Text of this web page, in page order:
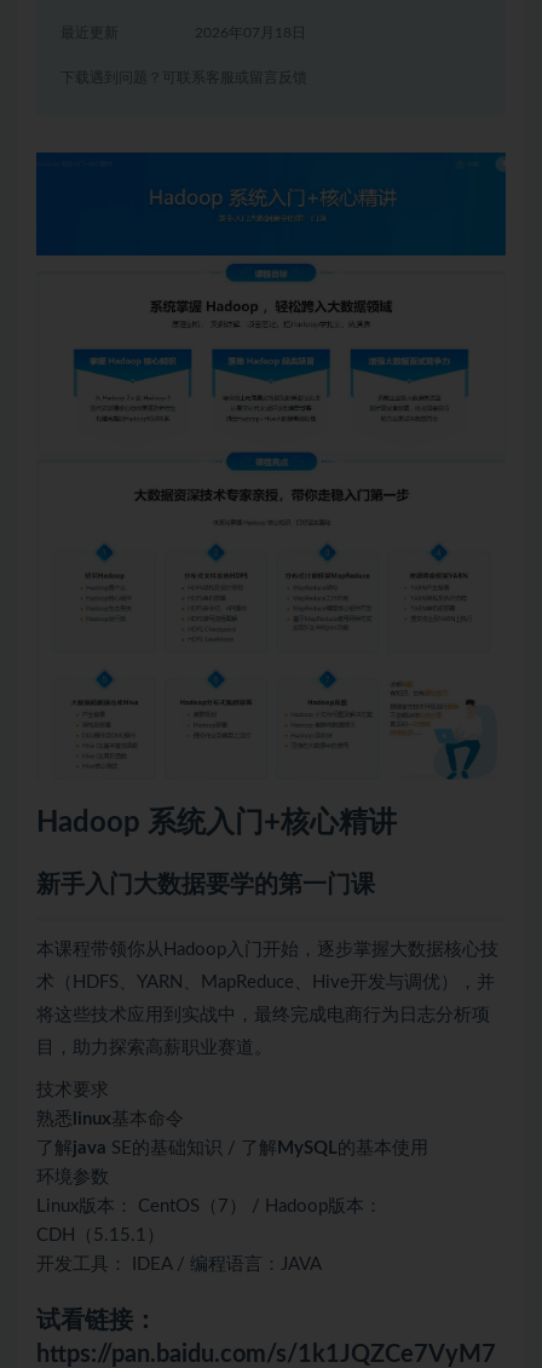
2026年07月18日
下载遇到问题？可联系客服或留言反馈
Hadoop 系统入门+核心精讲
新手入门 大数据要学的第一门课
本课程带领你从Hadoop入门开始，逐步掌握大数据核心技
术（HDFS、YARN、MapReduce、Hive开发与调优），并
将这些技术应用到实战中，最终完成电商行为日志分析项
目，助力探索高薪职业赛道。
技术要求
熟悉 linux基本命令
了解java SE的基础知识 / 了解 MySQL的基本使用
环境参数
Linux版本： CentOS（7） / Hadoop版本：
CDH（5.15.1）
开发工具： IDEA / 编程语言：JAVA
试看链接：
https://pan.baidu.com/s/1k1JQZCe7VyM7